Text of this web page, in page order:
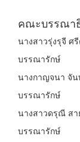
คณะบรรณา
นางสาวรุ่งรุจี ศ
บรรณารักษ์
นางกาญจนา จัน
บรรณารักษ์
นางสาวดรุณี ส
บรรณารักษ์